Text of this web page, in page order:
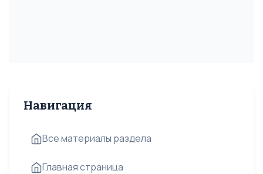
Навигация
Все материалы раздела
Главная страница